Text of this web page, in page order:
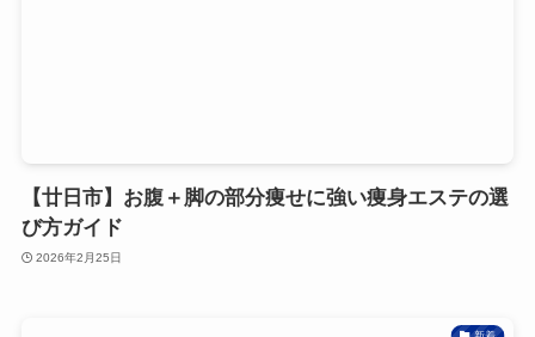
【廿日市】お腹＋脚の部分痩せに強い痩身エステの選
び方ガイド
2026年2月25日